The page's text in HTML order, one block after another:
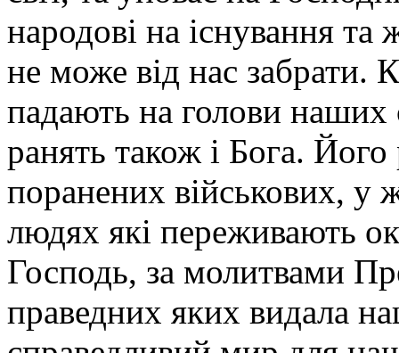
народові на існування та
не може від нас забрати.
падають на голови наших
ранять також і Бога.
поранених військових, у
людях які переживають
Господь, за молитвами
праведних яких видала